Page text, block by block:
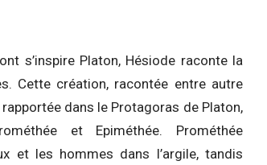
s’inspire Platon, Hésiode raconte la
Cette création, racontée entre autre
rapportée dans le Protagoras de Platon,
et Epiméthée. Prométhée
et les hommes dans l’argile, tandis